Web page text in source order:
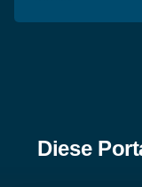
Diese